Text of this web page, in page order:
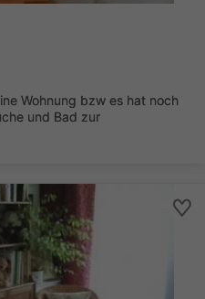
Wohnung bzw es hat noch
und Bad zur